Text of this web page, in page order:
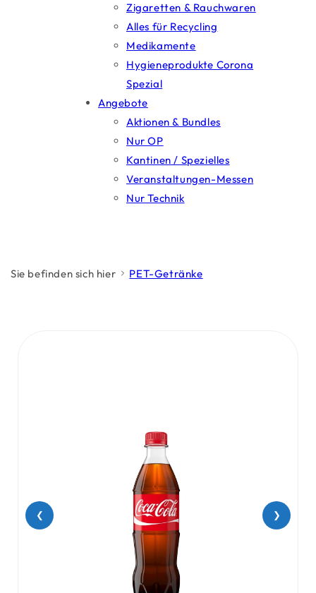
Zigaretten & Rauchwaren
Alles für Recycling
Medikamente
Hygieneprodukte Corona
Spezial
Angebote
Aktionen & Bundles
Nur OP
Kantinen / Spezielles
Veranstaltungen-Messen
Nur Technik
Sie befinden sich hier PET-Getränke
❮ ❯